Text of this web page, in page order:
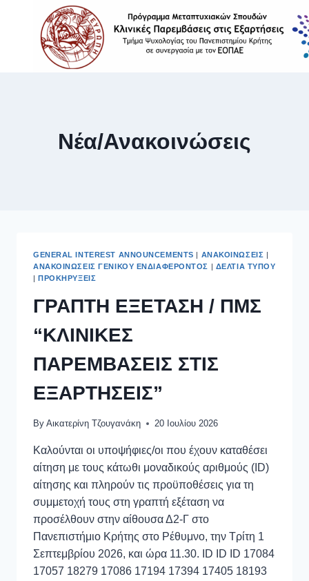
Νέα/Ανακοινώσεις
GENERAL INTEREST ANNOUNCEMENTS | ΑΝΑΚΟΙΝΏΣΕΙΣ |
ΑΝΑΚΟΙΝΏΣΕΙΣ ΓΕΝΙΚΟΎ ΕΝΔΙΑΦΈΡΟΝΤΟΣ | ΔΕΛΤΊΑ ΤΎΠΟΥ
|ΠΡΟΚΗΡΎΞΕΙΣ
ΓΡΑΠΤΗ ΕΞΕΤΑΣΗ / ΠΜΣ
“ΚΛΙΝΙΚΕΣ
ΠΑΡΕΜΒΑΣΕΙΣ ΣΤΙΣ
ΕΞΑΡΤΗΣΕΙΣ”
By Αικατερίνη Τζουγανάκη 20 Ιουλίου 2026
Καλούνται οι υποψήφιες/οι που έχουν καταθέσει
αίτηση με τους κάτωθι μοναδικούς αριθμούς (ID)
αίτησης και πληρούν τις προϋποθέσεις για τη
συμμετοχή τους στη γραπτή εξέταση να
προσέλθουν στην αίθουσα Δ2-Γ στο
Πανεπιστήμιο Κρήτης στο Ρέθυμνο, την Τρίτη 1
Σεπτεμβρίου 2026, και ώρα 11.30. ID ID ID 17084
17057 18279 17086 17194 17394 17405 18193